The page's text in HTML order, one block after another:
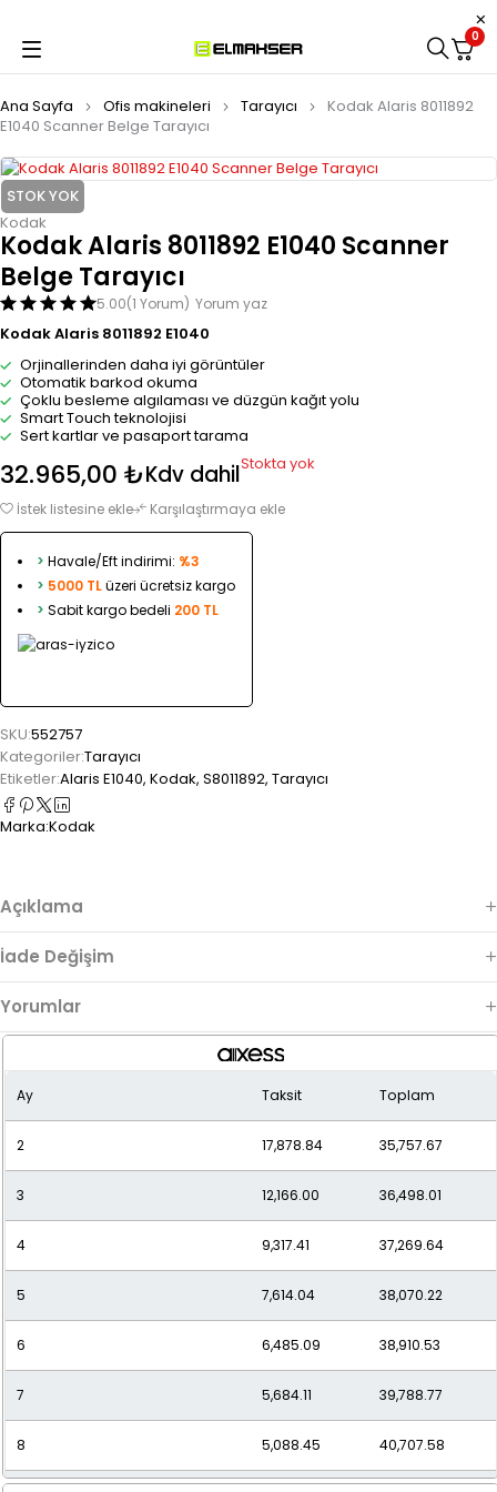
0
Ana Sayfa Ofis makineleri Tarayıcı
Kodak Alaris 8011892
E1040 Scanner Belge Tarayıcı
STOK YOK
Kodak
Kodak Alaris 8011892 E1040 Scanner
Belge Tarayıcı
5.00(1 Yorum) Yorum yaz
Kodak Alaris 8011892 E1040
Orjinallerinden daha iyi görüntüler
Otomatik barkod okuma
Çoklu besleme algılaması ve düzgün kağıt yolu
Smart Touch teknolojisi
Sert kartlar ve pasaport tarama
32.965,00 ₺Kdv dahilStokta yok
İstek listesine ekle Karşılaştırmaya ekle
> Havale/Eft indirimi: %3
> 5000 TLüzeri ücretsiz kargo
> Sabit kargo bedeli 200 TL
SKU:552757
Kategoriler:Tarayıcı
Etiketler:Alaris E1040, Kodak, S8011892, Tarayıcı
Marka:Kodak
Açıklama
İade Değişim
Yorumlar
Ay Taksit Toplam
2 17,878.84 35,757.67
3 12,166.00 36,498.01
4 9,317.41 37,269.64
5 7,614.04 38,070.22
6 6,485.09 38,910.53
7 5,684.11 39,788.77
8 5,088.45 40,707.58